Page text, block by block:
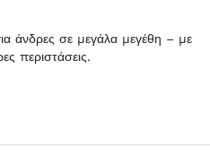
άνδρες σε μεγάλα μεγέθη – με
περιστάσεις.